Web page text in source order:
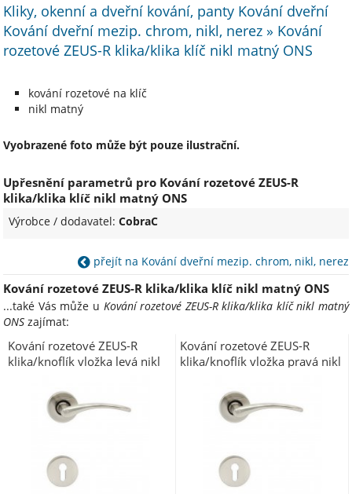
Kliky, okenní a dveřní kování, panty Kování dveřní
Kování dveřní mezip. chrom, nikl, nerez » Kování
rozetové ZEUS-R klika/klika klíč nikl matný ONS
kování rozetové na klíč
nikl matný
Vyobrazené foto může být pouze ilustrační.
Upřesnění parametrů pro Kování rozetové ZEUS-R
klika/klika klíč nikl matný ONS
Výrobce / dodavatel:CobraC
přejít na Kování dveřní mezip. chrom, nikl, nerez
Kování rozetové ZEUS-R klika/klika klíč nikl matný ONS
...také Vás může u Kování rozetové ZEUS-R klika/klika klíč nikl matný
ONS zajímat:
Kování rozetové ZEUS-R
klika/knoflík vložka levá nikl
Kování rozetové ZEUS-R
klika/knoflík vložka pravá nikl